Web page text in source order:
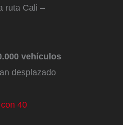
ruta Cali –
vehículos
desplazado
40